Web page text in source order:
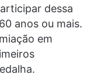
dessa
anos ou mais.
em